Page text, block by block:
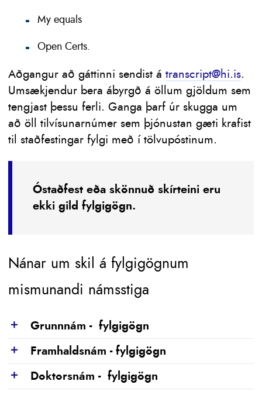
My equals
Open Certs.
Aðgangur að gáttinni sendist átranscript@hi.is.
Umsækjendur bera ábyrgð á öllum gjöldum sem
tengjast þessu ferli. Ganga þarf úr skugga um
að öll tilvísunarnúmer sem þjónustan gæti krafist
til staðfestingar fylgi með í tölvupóstinum.
Óstaðfest eða skönnuð skírteini eru
ekki gild fylgigögn.
Nánar um skil á fylgigögnum
mismunandi námsstiga
ShowGrunnnám - fylgigögn
ShowFramhaldsnám - fylgigögn
ShowDoktorsnám - fylgigögn